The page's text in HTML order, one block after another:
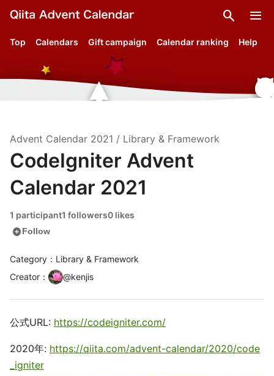
search menu
Top Calendars Gift campaign Calendar ranking Help
Advent Calendar 2021 / Library & Framework
CodeIgniter Advent
Calendar 2021
1 participant1 followers0 likes
add_circleFollow
Category：Library & Framework
Creator ： @kenjis
公式URL: https://codeigniter.com/
2020年: https://qiita.com/advent-calendar/2020/code
_igniter